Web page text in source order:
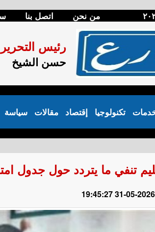
من نحن اتصل بنا
رئيس التحرير
حسن الشيخ
سياسة مقالات إقتصاد تكنولوجيا
تنفي ما يتردد حول جدول
2026-05-31 19:45:27